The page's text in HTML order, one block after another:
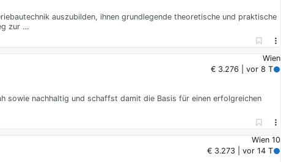
auszubilden, ihnen grundlegende theoretische und praktische
zur …
Wien
€ 3.276 | vor 8 T
sowie nachhaltig und schaffst damit die Basis für einen erfolgreichen
Wien 10
€ 3.273 | vor 14 T